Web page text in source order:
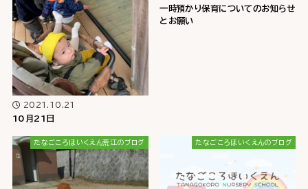
2021.10.21
10月21日
一時預かり保育についてのお知らせ
とお願い
たなごころほいくえん荒江のブログ たなごころほいくえんのブログ